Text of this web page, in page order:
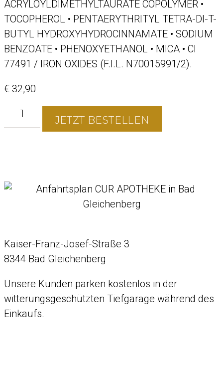
ACRYLOYLDIMETHYLTAURATE COPOLYMER •
TOCOPHEROL • PENTAERYTHRITYL TETRA-DI-T-
BUTYL HYDROXYHYDROCINNAMATE • SODIUM
BENZOATE • PHENOXYETHANOL • MICA • CI
77491 / IRON OXIDES (F.I.L. N70015991/2).
€ 32,90
JETZT BESTELLEN
Kaiser-Franz-Josef-Straße 3
8344 Bad Gleichenberg
Unsere Kunden parken kostenlos in der
witterungsgeschützten Tiefgarage während des
Einkaufs.